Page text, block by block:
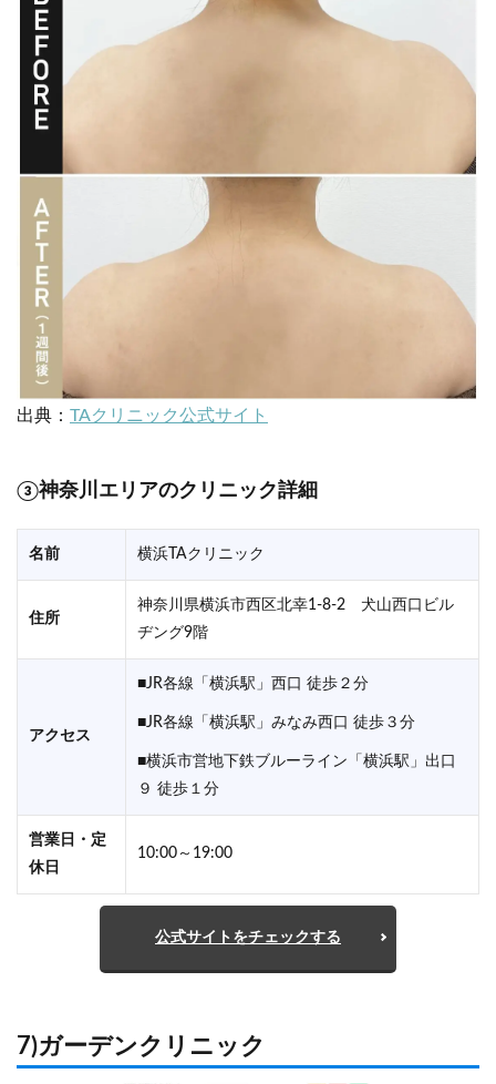
出典： TAクリニック公式サイト
③神奈川エリアのクリニック詳細
名前 横浜TAクリニック
住所
神奈川県横浜市西区北幸1-8-2 犬山西口ビル
ヂング9階
アクセス
■JR各線「横浜駅」西口 徒歩２分
■JR各線「横浜駅」みなみ西口 徒歩３分
■横浜市営地下鉄ブルーライン「横浜駅」出口
９ 徒歩１分
営業日・定
休日
10:00～19:00
公式サイトをチェックする
7)ガーデンクリニック